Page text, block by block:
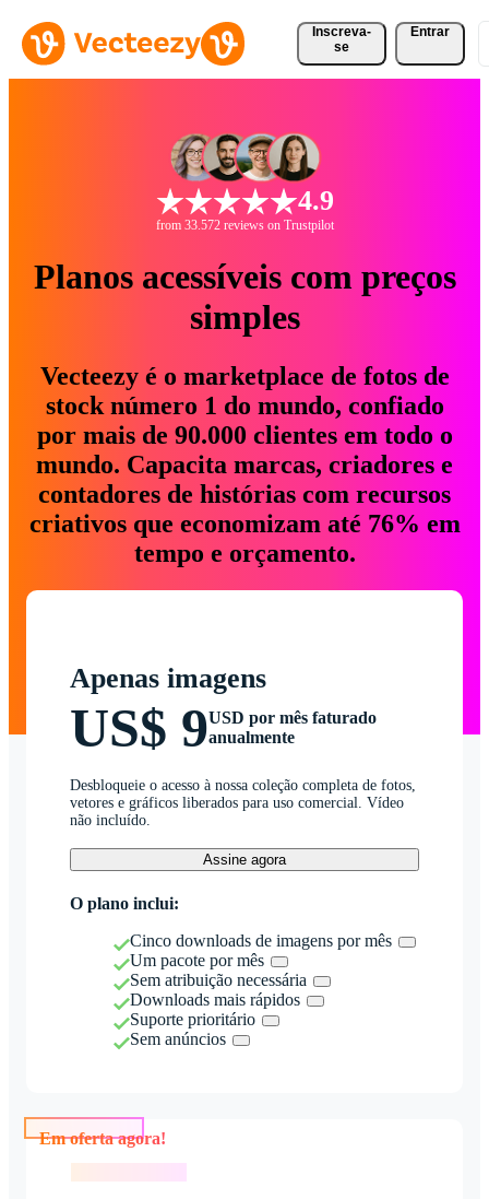
Inscreva-
se
Entrar
4.9
from 33.572 reviews on Trustpilot
Planos acessíveis com preços
simples
Vecteezy é o marketplace de fotos de
stock número 1 do mundo, confiado
por mais de 90.000 clientes em todo o
mundo. Capacita marcas, criadores e
contadores de histórias com recursos
criativos que economizam até 76% em
tempo e orçamento.
Apenas imagens
US$ 9USD por mês faturado
anualmente
Desbloqueie o acesso à nossa coleção completa de fotos,
vetores e gráficos liberados para uso comercial. Vídeo
não incluído.
Assine agora
O plano inclui:
Cinco downloads de imagens por mês
Um pacote por mês
Sem atribuição necessária
Downloads mais rápidos
Suporte prioritário
Sem anúncios